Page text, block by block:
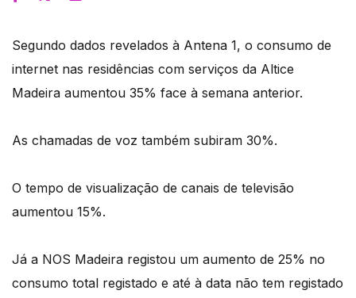
Segundo dados revelados à Antena 1, o consumo de
internet nas residências com serviços da Altice
Madeira aumentou 35% face à semana anterior.
As chamadas de voz também subiram 30%.
O tempo de visualização de canais de televisão
aumentou 15%.
Já a NOS Madeira registou um aumento de 25% no
consumo total registado e até à data não tem registado